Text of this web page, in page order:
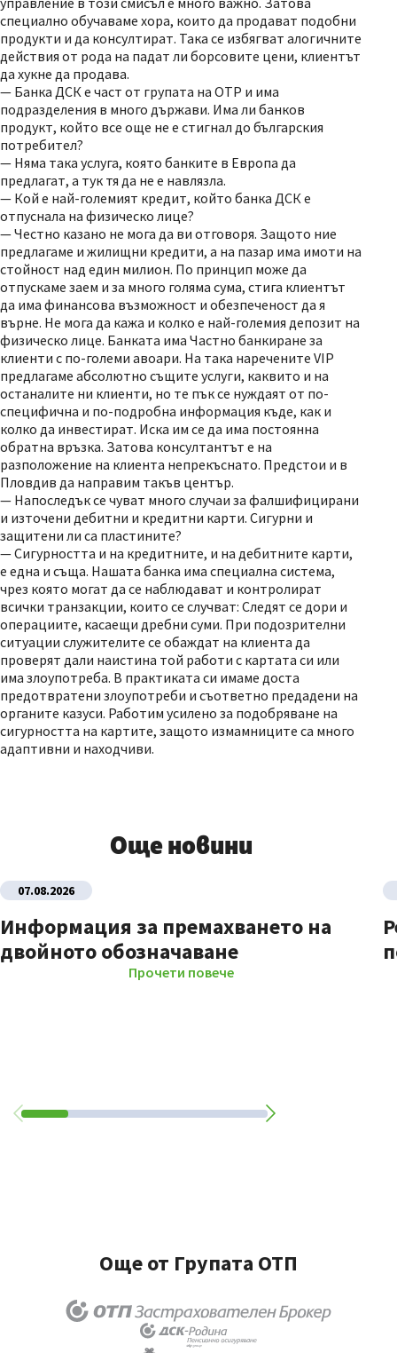
специално обучаваме хора, които да продават подобни
продукти и да консултират. Така се избягват алогичните
действия от рода на падат ли борсовите цени, клиентът
да хукне да продава.
— Банка ДСК е част от групата на ОТР и има
подразделения в много държави. Има ли банков
продукт, който все още не е стигнал до българския
потребител?
— Няма така услуга, която банките в Европа да
предлагат, а тук тя да не е навлязла.
— Кой е най-големият кредит, който банка ДСК е
отпуснала на физическо лице?
— Честно казано не мога да ви отговоря. Защото ние
предлагаме и жилищни кредити, а на пазар има имоти на
стойност над един милион. По принцип може да
отпускаме заем и за много голяма сума, стига клиентът
да има финансова възможност и обезпеченост да я
върне. Не мога да кажа и колко е най-големия депозит на
физическо лице. Банката има Частно банкиране за
клиенти с по-големи авоари. На така наречените VIP
предлагаме абсолютно същите услуги, каквито и на
останалите ни клиенти, но те пък се нуждаят от по-
специфична и по-подробна информация къде, как и
колко да инвестират. Иска им се да има постоянна
обратна връзка. Затова консултантът е на
разположение на клиента непрекъснато. Предстои и в
Пловдив да направим такъв център.
— Напоследък се чуват много случаи за фалшифицирани
и източени дебитни и кредитни карти. Сигурни и
защитени ли са пластините?
— Сигурността и на кредитните, и на дебитните карти,
е една и съща. Нашата банка има специална система,
чрез която могат да се наблюдават и контролират
всички транзакции, които се случват: Следят се дори и
операциите, касаещи дребни суми. При подозрителни
ситуации служителите се обаждат на клиента да
проверят дали наистина той работи с картата си или
има злоупотреба. В практиката си имаме доста
предотвратени злоупотреби и съответно предадени на
органите казуси. Работим усилено за подобряване на
сигурността на картите, защото измамниците са много
адаптивни и находчиви.
Още новини
07.08.2026
Информация за премахването на
двойното обозначаване
Прочети повече
Още от Групата ОТП